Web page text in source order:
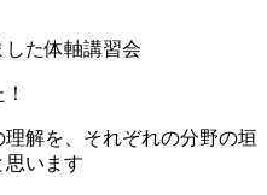
た体軸講習会
解を、それぞれの分野の垣
思います